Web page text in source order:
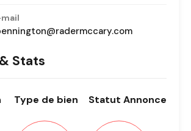
Stats
Type de bien Statut Annonce